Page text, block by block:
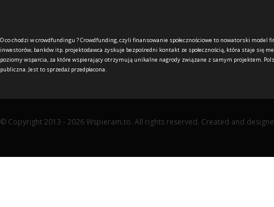
O co chodzi w crowdfundingu ?Crowdfunding, czyli finansowanie społecznościowe to nowatorski model
inwestorów, banków itp. projektodawca zyskuje bezpośredni kontakt ze społecznością, która staje się
poziomy wsparcia, za które wspierający otrzymują unikalne nagrody związane z samym projektem.
publiczna. Jest to sprzedaż przedpłacona.
© Copyright 2013 - 2026 Wspieram.to. All rights reserved. Created and